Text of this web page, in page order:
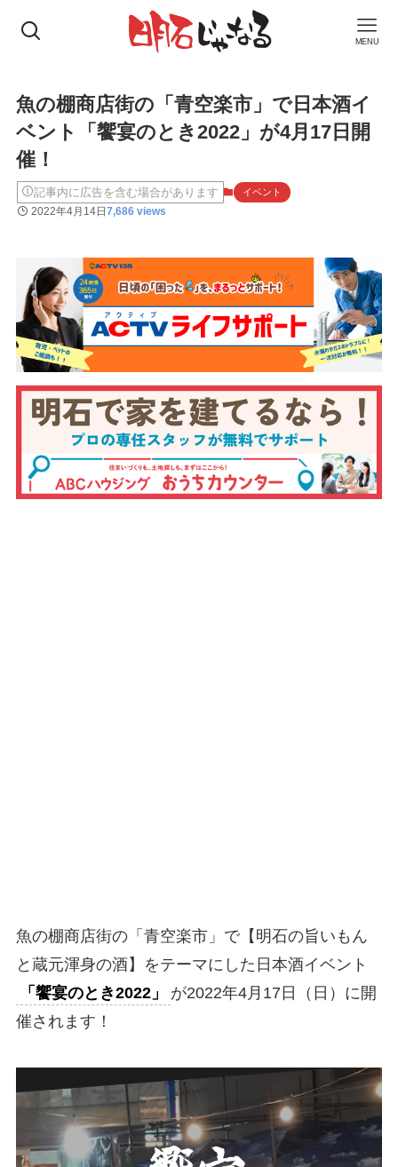
MENU
魚の棚商店街の「青空楽市」で日本酒イ
ベント「饗宴のとき2022」が4月17日開
催！
記事内に広告を含む場合があります イベント
2022年4月14日7,686 views
魚の棚商店街の「青空楽市」で【明石の旨いもん
と蔵元渾身の酒】をテーマにした日本酒イベント
「饗宴のとき2022」
が2022年4月17日（日）に開
催されます！